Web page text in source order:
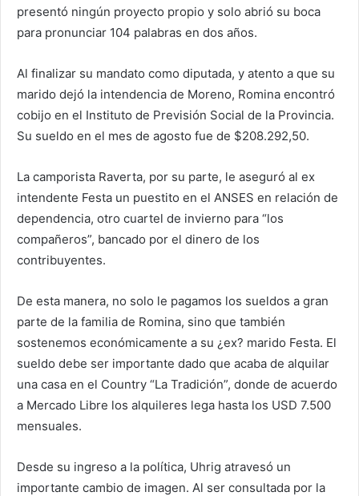
presentó ningún proyecto propio y solo abrió su boca
para pronunciar 104 palabras en dos años.
Al finalizar su mandato como diputada, y atento a que su
marido dejó la intendencia de Moreno, Romina encontró
cobijo en el Instituto de Previsión Social de la Provincia.
Su sueldo en el mes de agosto fue de $208.292,50.
La camporista Raverta, por su parte, le aseguró al ex
intendente Festa un puestito en el ANSES en relación de
dependencia, otro cuartel de invierno para “los
compañeros”, bancado por el dinero de los
contribuyentes.
De esta manera, no solo le pagamos los sueldos a gran
parte de la familia de Romina, sino que también
sostenemos económicamente a su ¿ex? marido Festa. El
sueldo debe ser importante dado que acaba de alquilar
una casa en el Country “La Tradición”, donde de acuerdo
a Mercado Libre los alquileres lega hasta los USD 7.500
mensuales.
Desde su ingreso a la política, Uhrig atravesó un
importante cambio de imagen. Al ser consultada por la